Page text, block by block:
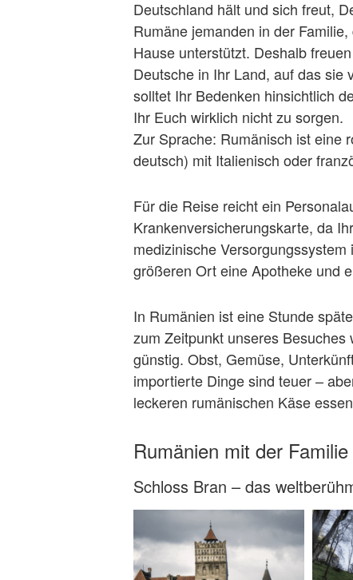
Deutschland hält und sich freut,
Rumäne jemanden in der
Hause unterstützt. Deshalb
Deutsche in Ihr Land, auf das sie
solltet Ihr Bedenken hinsichtlich
Ihr Euch wirklich nicht zu sorgen.
Zur Sprache: Rumänisch ist eine
deutsch) mit Italienisch oder
Für die Reise reicht ein
Krankenversicherungskarte, da
medizinische
größeren Ort eine Apotheke und
In Rumänien ist eine Stunde
zum Zeitpunkt unseres
günstig. Obst, Gemüse,
importierte Dinge sind teuer –
leckeren rumänischen Käse
Rumänien mit der
Schloss Bran – das